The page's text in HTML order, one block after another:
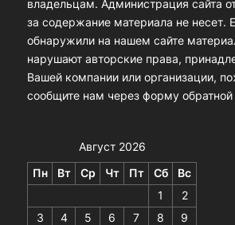
владельцам. Администрация сайта
за содержание материала не несет.
обнаружили на нашем сайте
нарушают авторские права,
Вашей компании или организации,
сообщите нам через форму обратной
Август 2026
Пн Вт Ср Чт Пт Сб
Вс
1
2
3
4 5 6 7 8
9